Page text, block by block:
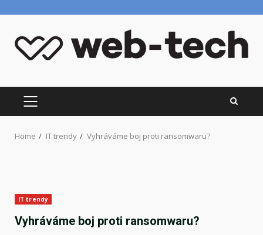
content
PRIMARY
MENU
Home IT trendy Vyhráváme boj proti ransomwaru?
IT trendy
Vyhráváme boj proti ransomwaru?